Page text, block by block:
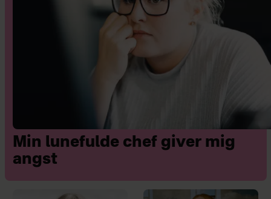
Min lunefulde chef giver mig
angst